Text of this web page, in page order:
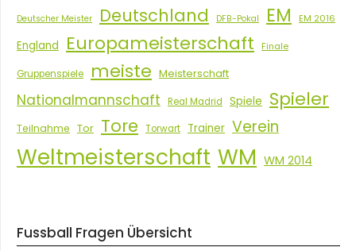
Deutscher Meister Deutschland DFB-Pokal EM EM 2016
England Europameisterschaft Finale
Gruppenspiele meiste Meisterschaft
Nationalmannschaft Real Madrid Spiele Spieler
Teilnahme Tor Tore Torwart Trainer Verein
Weltmeisterschaft WM WM 2014
Fussball Fragen Übersicht